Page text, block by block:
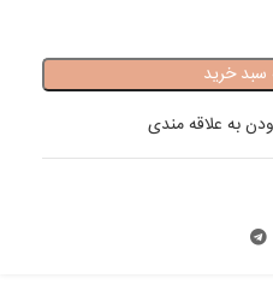
سبد خرید
به علاقه مندی